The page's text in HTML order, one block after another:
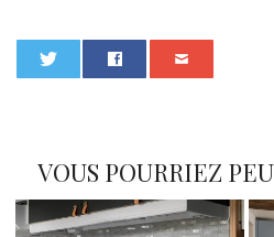
VOUS POURRIEZ